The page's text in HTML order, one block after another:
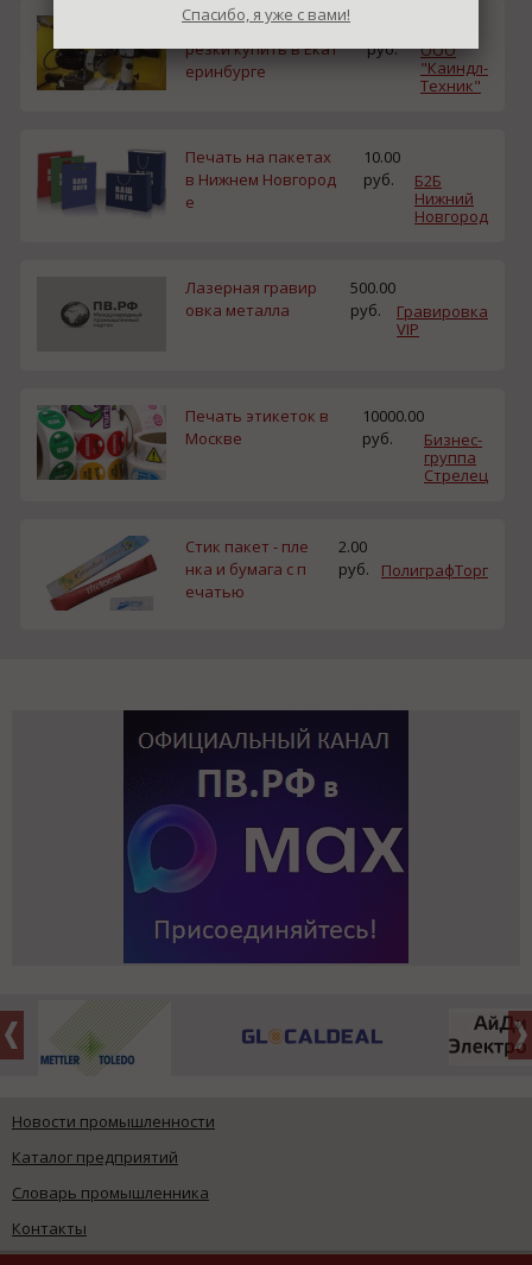
Дисковые ножи для
резки купить в Екат
еринбурге
руб.
ООО
"Каиндл-
Техник"
Печать на пакетах
в Нижнем Новгород
е
10.00
руб.
Б2Б
Нижний
Новгород
Лазерная гравир
овка металла
500.00
руб.
Гравировка
VIP
Печать этикеток в
Москве
10000.00
руб.
Бизнес-
группа
Стрелец
Стик пакет - пле
нка и бумага с п
ечатью
2.00
руб.
ПолиграфТорг
Новости промышленности
Каталог предприятий
Словарь промышленника
Контакты
Спасибо, я уже с вами!